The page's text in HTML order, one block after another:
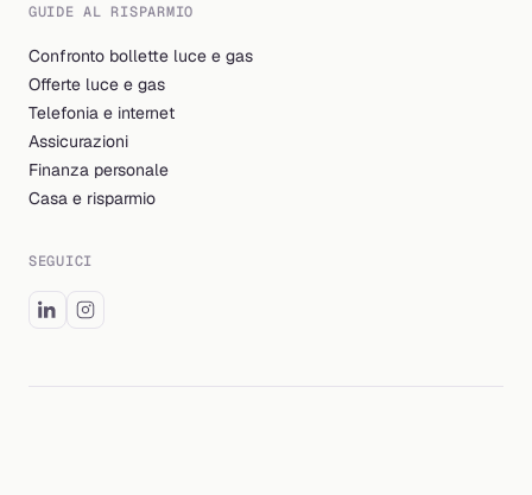
GUIDE AL RISPARMIO
Confronto bollette luce e gas
Offerte luce e gas
Telefonia e internet
Assicurazioni
Finanza personale
Casa e risparmio
SEGUICI